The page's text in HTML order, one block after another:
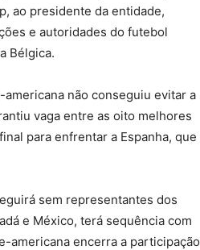
ao presidente da entidade,
e autoridades do futebol
Bélgica.
não conseguiu evitar a
vaga entre as oito melhores
para enfrentar a Espanha, que
sem representantes dos
e México, terá sequência com
americana encerra a participação